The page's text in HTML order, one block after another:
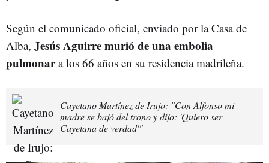
Según el comunicado oficial, enviado por la Casa de
Alba, Jesús Aguirre murió de una embolia
pulmonara los 66 años en su residencia madrileña.
Cayetano Martínez de Irujo: "Con Alfonso mi
madre se bajó del trono y dijo: 'Quiero ser
Cayetana de verdad'"